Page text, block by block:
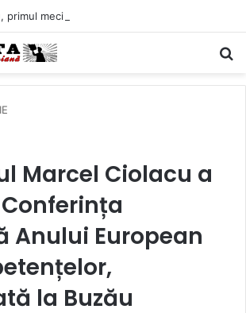
Marcel Ciolacu a
Anului European
la Buzău